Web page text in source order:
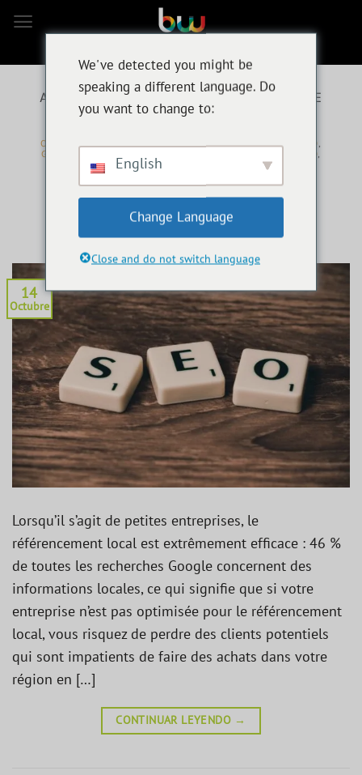
ARCHIVOS DE CATEGORÍA:E-COMMERCE
COMUNICACIÓN,CONTENIDO,COMERCIO ELECTRÓNICO,
GOOGLE
HERRAMIENTAS SEO,
REDES SOCIALES
Guide de référencement local
POSTED ON14 OCTUBRE 2021 BYBEN MULLER
14
Octubre
Lorsqu’il s’agit de petites entreprises, le
référencement local est extrêmement efficace : 46 %
de toutes les recherches Google concernent des
informations locales, ce qui signifie que si votre
entreprise n’est pas optimisée pour le référencement
local, vous risquez de perdre des clients potentiels
qui sont impatients de faire des achats dans votre
région en […]
CONTINUAR LEYENDO →
We've detected you might be
speaking a different language. Do
you want to change to:
English
Change Language
Close and do not switch language